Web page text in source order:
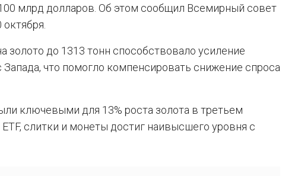
млрд долларов. Об этом сообщил Всемирный совет
золото до 1313 тонн способствовало усиление
что помогло компенсировать снижение спроса
ключевыми для 13% роста золота в третьем
слитки и монеты достиг наивысшего уровня с